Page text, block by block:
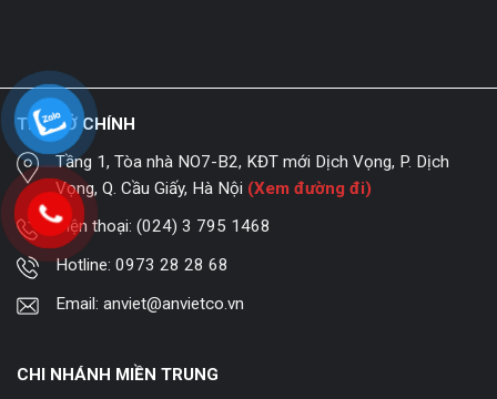
TRỤ SỞ CHÍNH
Tầng 1, Tòa nhà NO7-B2, KĐT mới Dịch Vọng, P. Dịch
Vọng, Q. Cầu Giấy, Hà Nội (Xem đường đi)
Điện thoại:(024) 3 795 1468
Hotline:0973 28 28 68
Email:anviet@anvietco.vn
CHI NHÁNH MIỀN TRUNG